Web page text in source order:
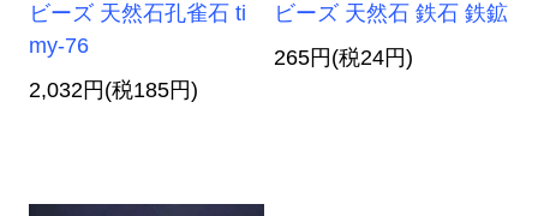
ビーズ 天然石孔雀石 ti
my-76
2,032円(税185円)
ビーズ 天然石 鉄石 鉄鉱
265円(税24円)